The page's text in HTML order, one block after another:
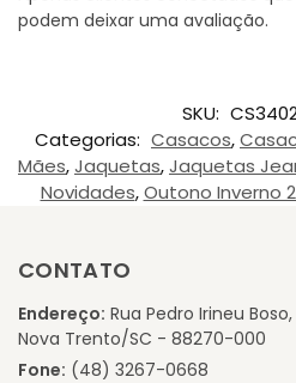
podem deixar uma avaliação.
SKU:
Categorias: Casacos,
Mães,Jaquetas,Jaquetas
Novidades,Outono Inverno
CONTATO
Endereço: Rua Pedro Irineu
Nova Trento/SC - 88270-000
Fone: (48) 3267-0668